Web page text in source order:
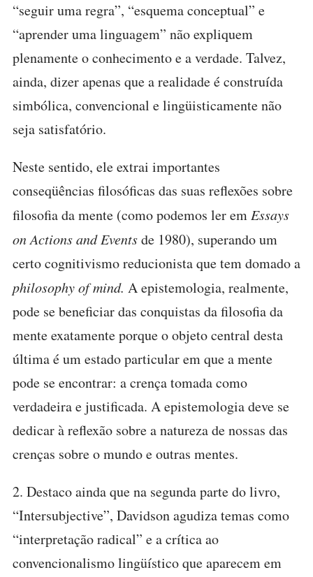
“seguir uma regra”, “esquema conceptual” e
“aprender uma linguagem” não expliquem
plenamente o conhecimento e a verdade. Talvez,
ainda, dizer apenas que a realidade é construída
simbólica, convencional e lingüisticamente não
seja satisfatório.
Neste sentido, ele extrai importantes
conseqüências filosóficas das suas reflexões sobre
filosofia da mente (como podemos ler em Essays
on Actions and Eventsde 1980), superando um
certo cognitivismo reducionista que tem domado a
philosophy of mind. A epistemologia, realmente,
pode se beneficiar das conquistas da filosofia da
mente exatamente porque o objeto central desta
última é um estado particular em que a mente
pode se encontrar: a crença tomada como
verdadeira e justificada. A epistemologia deve se
dedicar à reflexão sobre a natureza de nossas das
crenças sobre o mundo e outras mentes.
2. Destaco ainda que na segunda parte do livro,
“Intersubjective”, Davidson agudiza temas como
“interpretação radical” e a crítica ao
convencionalismo lingüístico que aparecem em